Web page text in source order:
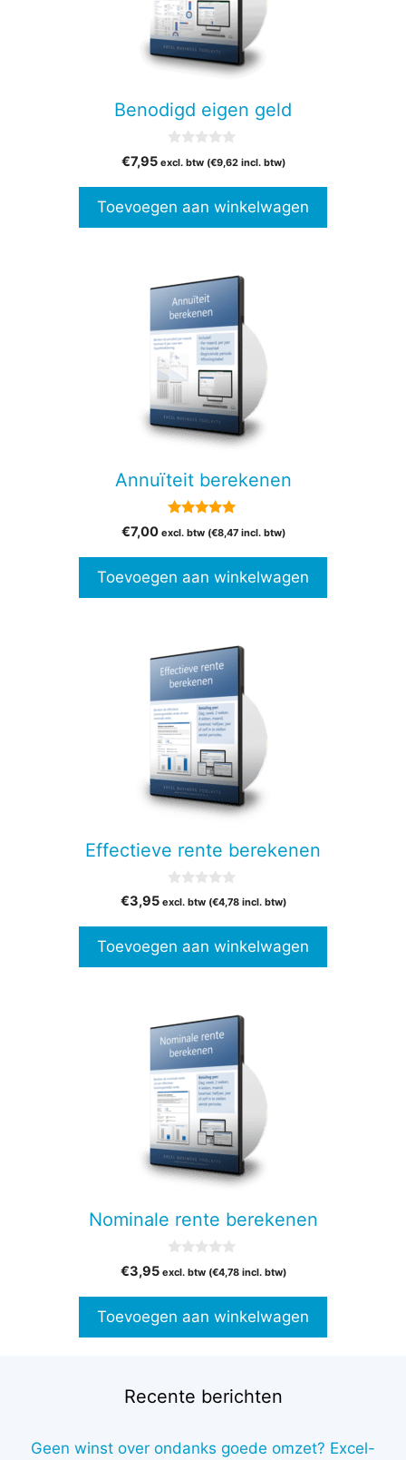
Benodigd eigen geld
v
5
€7,95 excl. btw (€9,62incl. btw)
Toevoegen aan winkelwagen
Annuïteit berekenen
van 5
€7,00 excl. btw (€8,47incl. btw)
Toevoegen aan winkelwagen
Effectieve rente berekenen
v
5
€3,95 excl. btw (€4,78incl. btw)
Toevoegen aan winkelwagen
Nominale rente berekenen
v
5
€3,95 excl. btw (€4,78incl. btw)
Toevoegen aan winkelwagen
Recente berichten
Geen winst over ondanks goede omzet? Excel-